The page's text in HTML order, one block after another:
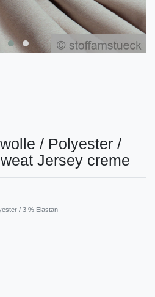
/ Polyester /
Jersey creme
/ 3 % Elastan